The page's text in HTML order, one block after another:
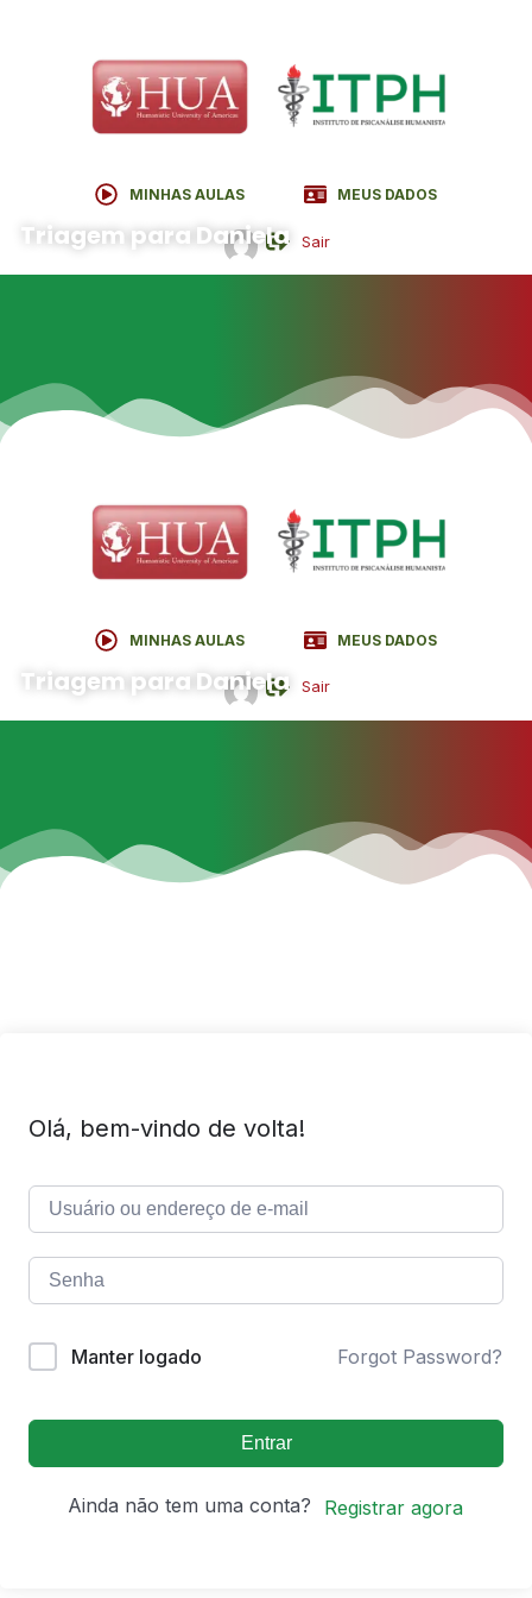
MINHAS AULAS MEUS DADOS
Sair
Triagem para Daniela
MINHAS AULAS MEUS DADOS
Sair
Triagem para Daniela
Olá, bem-vindo de volta!
Manter logado Forgot Password?
Entrar
Ainda não tem uma conta? Registrar agora